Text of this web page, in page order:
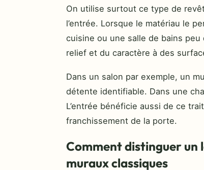
On utilise surtout ce type de
l’entrée. Lorsque le matériau le
cuisine ou une salle de bains peu
relief et du caractère à des
Dans un salon par exemple, un
détente identifiable. Dans une
L’entrée bénéficie aussi de ce
franchissement de la porte.
Comment distinguer un
muraux classiques